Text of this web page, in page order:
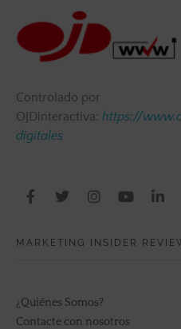
Controlado por
OJDinteractiva: https://
digitales
MARKETING INSIDER
¿Quiénes Somos?
Contacte con nosotros